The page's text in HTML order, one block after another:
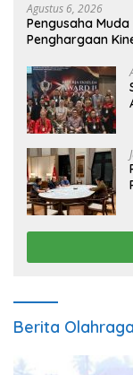
Agustus 6, 2026
Pengusaha
Penghargaan
Berita Olahraga